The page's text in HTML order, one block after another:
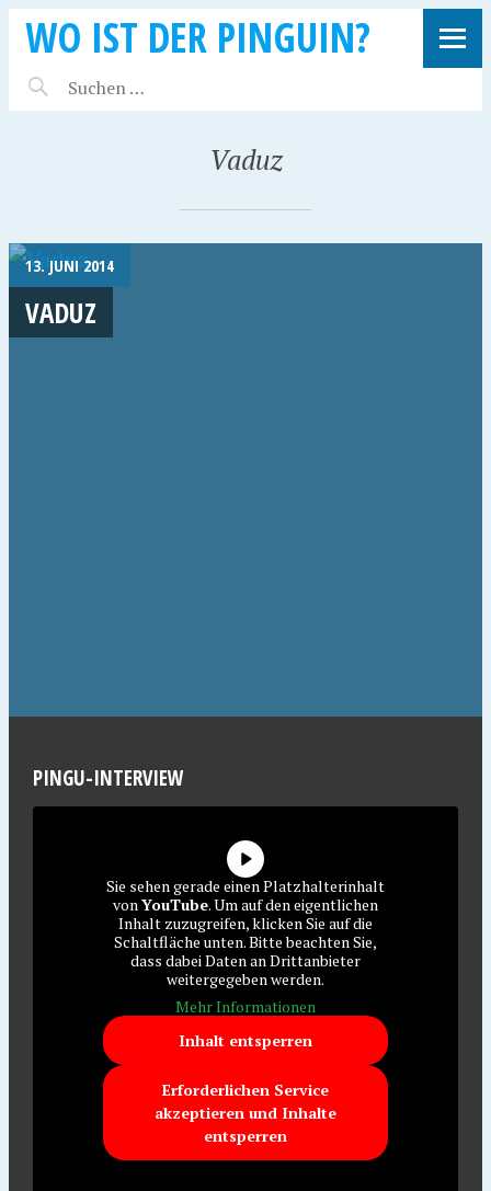
WO IST DER PINGUIN?
Vaduz
13. JUNI 2014
VADUZ
PINGU-INTERVIEW
Sie sehen gerade einen Platzhalterinhalt
vonYouTube. Um auf den eigentlichen
Inhalt zuzugreifen, klicken Sie auf die
Schaltfläche unten. Bitte beachten Sie,
dass dabei Daten an Drittanbieter
weitergegeben werden.
Mehr Informationen
Inhalt entsperren
Erforderlichen Service
akzeptieren und Inhalte
entsperren